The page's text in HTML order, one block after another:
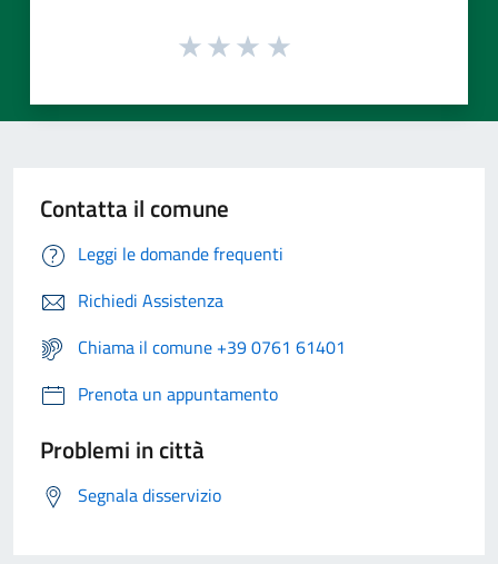
Contatta il comune
Leggi le domande frequenti
Richiedi Assistenza
Chiama il comune +39 0761 61401
Prenota un appuntamento
Problemi in città
Segnala disservizio